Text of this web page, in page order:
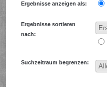
Ergebnisse anzeigen als:
Ergebnisse sortieren
nach:
Suchzeitraum begrenzen: